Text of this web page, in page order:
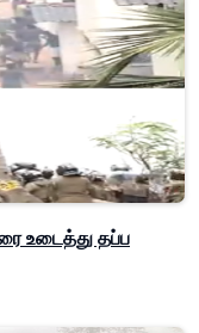
உடைத்து தப்ப